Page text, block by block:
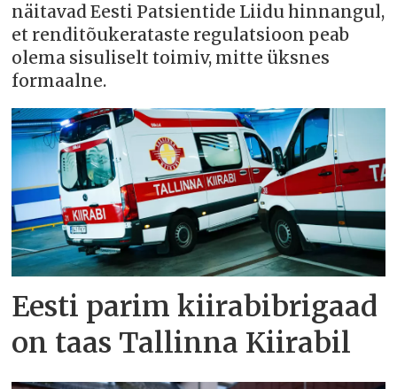
näitavad Eesti Patsientide Liidu hinnangul,
et renditõukerataste regulatsioon peab
olema sisuliselt toimiv, mitte üksnes
formaalne.
Eesti parim kiirabibrigaad
on taas Tallinna Kiirabil